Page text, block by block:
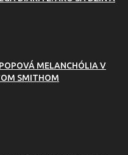
MELANCHÓLIA V
SMITHOM